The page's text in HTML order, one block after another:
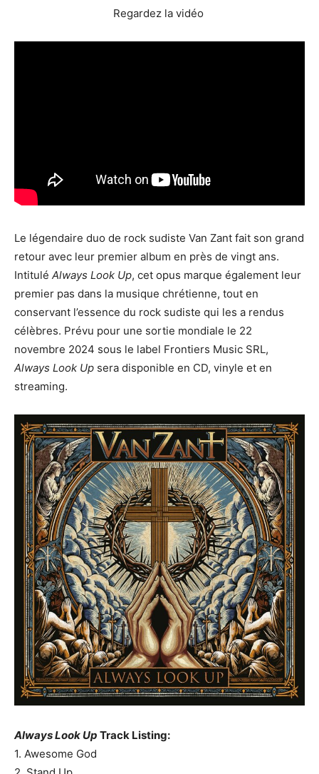
Regardez la vidéo
Le légendaire duo de rock sudiste Van Zant fait son grand
retour avec leur premier album en près de vingt ans.
Intitulé Always Look Up, cet opus marque également leur
premier pas dans la musique chrétienne, tout en
conservant l’essence du rock sudiste qui les a rendus
célèbres. Prévu pour une sortie mondiale le 22
novembre 2024 sous le label Frontiers Music SRL,
Always Look Up sera disponible en CD, vinyle et en
streaming.
Always Look Up Track Listing:
1. Awesome God